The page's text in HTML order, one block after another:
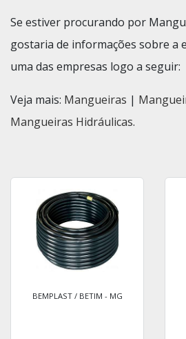
Se estiver procurando por
gostaria de informações sobre a
uma das empresas logo a seguir:
Veja mais: Mangueiras |
Mangueiras Hidráulicas.
BEMPLAST / BETIM - MG